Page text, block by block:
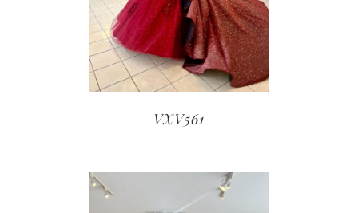
VXV561